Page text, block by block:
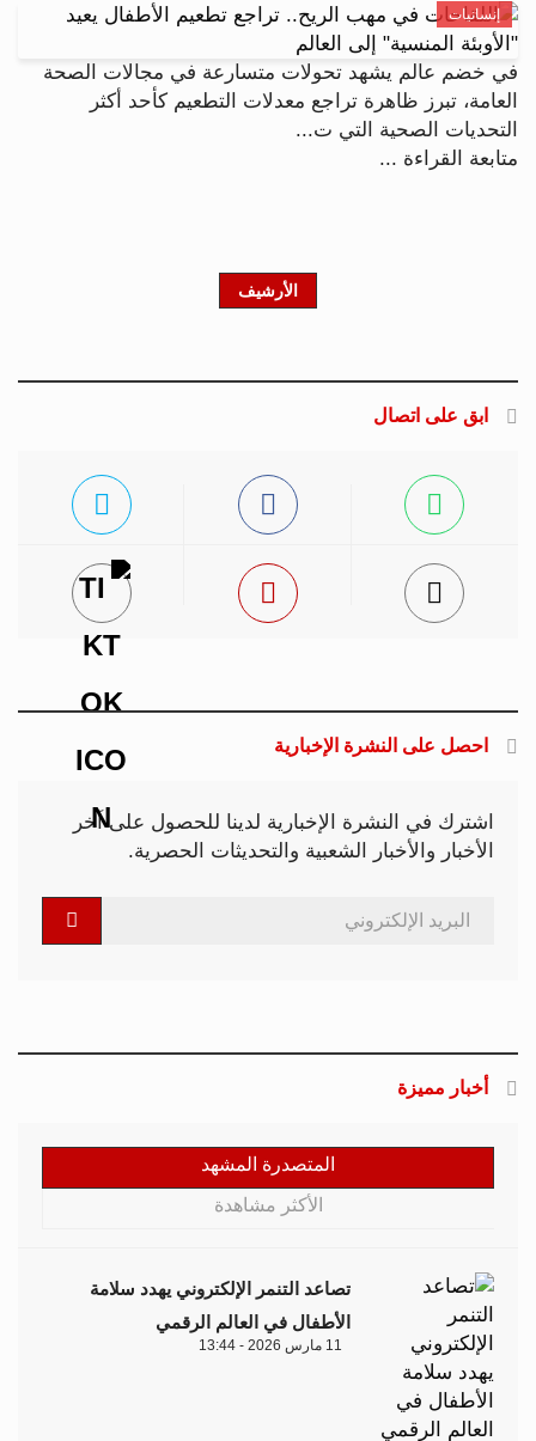
إنسانيات
في خضم عالم يشهد تحولات متسارعة في مجالات الصحة
العامة، تبرز ظاهرة تراجع معدلات التطعيم كأحد أكثر
التحديات الصحية التي ت...
متابعة القراءة ...
الأرشيف
ابق على اتصال
احصل على النشرة الإخبارية
اشترك في النشرة الإخبارية لدينا للحصول على آخر
الأخبار والأخبار الشعبية والتحديثات الحصرية.
أخبار مميزة
المتصدرة المشهد
الأكثر مشاهدة
تصاعد التنمر الإلكتروني يهدد سلامة
الأطفال في العالم الرقمي
11 مارس 2026 - 13:44